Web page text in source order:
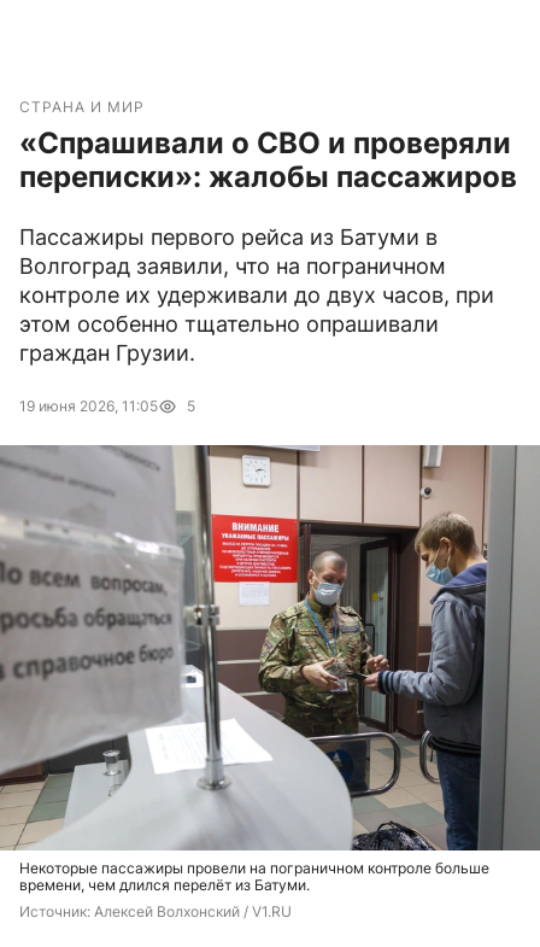
СТРАНА И МИР
«Спрашивали о СВО и проверяли
переписки»: жалобы пассажиров
Пассажиры первого рейса из Батуми в
Волгоград заявили, что на пограничном
контроле их удерживали до двух часов, при
этом особенно тщательно опрашивали
граждан Грузии.
19 июня 2026, 11:05 5
Некоторые пассажиры провели на пограничном контроле больше
времени, чем длился перелёт из Батуми.
Источник: Алексей Волхонский / V1.RU